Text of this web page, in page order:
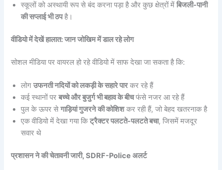
स्कूलों को अस्थायी रूप से बंद करना पड़ा है और कुछ क्षेत्रों मेंबिजली-पानी
की सप्लाई भी ठपहै।
वीडियो में देखें हालात: जान जोखिम में डाल रहे लोग
सोशल मीडिया पर वायरल हो रहे वीडियो में साफ देखा जा सकता है कि:
लोगउफनती नदियों को लकड़ी के सहारे पारकर रहे हैं
कई स्थानों परबच्चे और बुजुर्ग भी बहाव के बीचफंसे नजर आ रहे हैं
पुल के ऊपर सेगाड़ियां गुजरने की कोशिशकर रही हैं, जो बेहद खतरनाक है
एक वीडियो में देखा गया किट्रैक्टर पलटते-पलटते बचा, जिसमें मजदूर
सवार थे
प्रशासन ने की चेतावनी जारी, SDRF-Police अलर्ट